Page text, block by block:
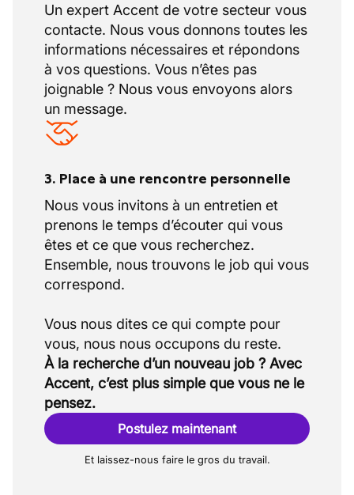
Un expert Accent de votre secteur vous
contacte. Nous vous donnons toutes les
informations nécessaires et répondons
à vos questions. Vous n’êtes pas
joignable ? Nous vous envoyons alors
un message.
3. Place à une rencontre personnelle
Nous vous invitons à un entretien et
prenons le temps d’écouter qui vous
êtes et ce que vous recherchez.
Ensemble, nous trouvons le job qui vous
correspond.
Vous nous dites ce qui compte pour
À la recherche d’un nouveau job ? Avec
Accent, c’est plus simple que vous ne le
pensez.
Postulez maintenant
Et laissez-nous faire le gros du travail.